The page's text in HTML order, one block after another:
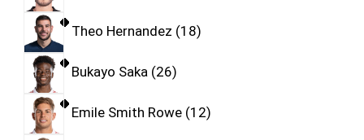
Theo Hernandez 18
Bukayo Saka 26
Emile Smith Rowe 12